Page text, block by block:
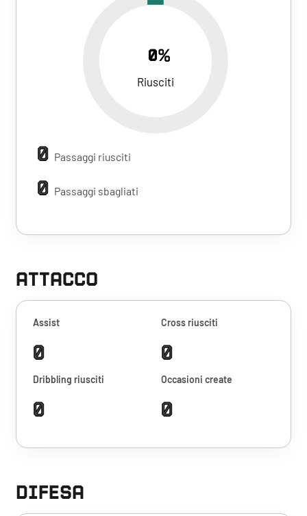
0%
Riusciti
0 Passaggi riusciti
0 Passaggi sbagliati
ATTACCO
Assist
0
Cross riusciti
0
Dribbling riusciti
0
Occasioni create
0
DIFESA